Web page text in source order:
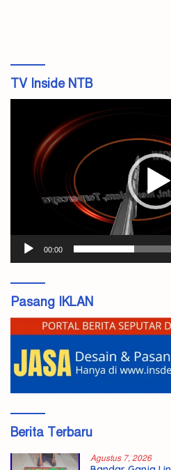
TV Inside NTB
00:00
Pasang IKLAN
Berita Terbaru
Agustus 7, 2026